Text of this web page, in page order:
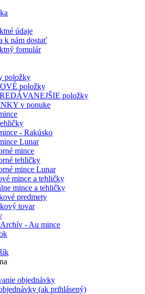
údaje
k nám dostať
fomulár
položky
položky
položky
v ponuke
- Rakúsko
Lunar
mince
tehličky
mince Lunar
mince a tehličky
mince a tehličky
predmety
tovar
Archív - Au mince
objednávky
(ak prihlásený)